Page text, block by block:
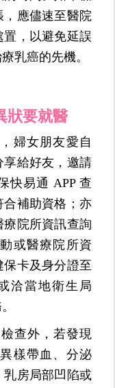
，應儘速至醫院
，以避免延誤
乳癌的先機。
狀要就醫
婦女朋友愛自
享給好友，邀請
快易通 APP 查
合補助資格；亦
院所資訊查詢
或醫療院所資
卡及身分證至
洽當地衛生局
查外，若發現
樣帶血、分泌
乳房局部凹陷或